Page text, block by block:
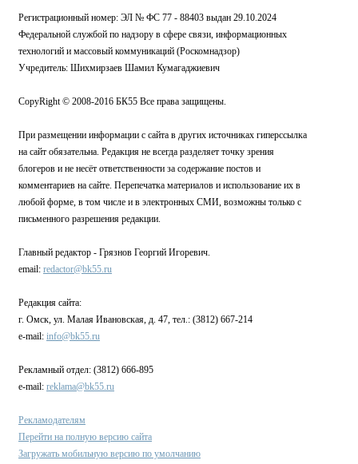
Регистрационный номер: ЭЛ № ФС 77 - 88403 выдан 29.10.2024
Федеральной службой по надзору в сфере связи, информационных
технологий и массовый коммуникаций (Роскомнадзор)
Учредитель: Шихмирзаев Шамил Кумагаджиевич
CopyRight © 2008-2016 БК55 Все права защищены.
При размещении информации с сайта в других источниках гиперссылка
на сайт обязательна. Редакция не всегда разделяет точку зрения
блогеров и не несёт ответственности за содержание постов и
комментариев на сайте. Перепечатка материалов и использование их в
любой форме, в том числе и в электронных СМИ, возможны только с
письменного разрешения редакции.
Главный редактор - Грязнов Георгий Игоревич.
email: redactor@bk55.ru
Редакция сайта:
г. Омск, ул. Малая Ивановская, д. 47, тел.: (3812) 667-214
e-mail: info@bk55.ru
Рекламный отдел: (3812) 666-895
e-mail: reklama@bk55.ru
Рекламодателям
Перейти на полную версию сайта
Загружать мобильную версию по умолчанию